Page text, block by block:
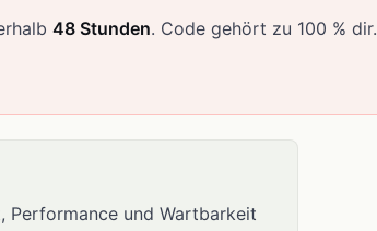
48 Stunden. Code gehört zu 100 % dir.
Performance und Wartbarkeit